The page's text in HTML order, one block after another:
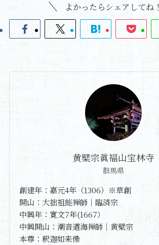
よかったらシェアしてね！
黄檗宗眞福山宝林寺
群馬県
創建年：嘉元4年（1306）※草創
開山：大拙祖能禅師｜臨済宗
中興年：寛文7年(1667）
中興開山：潮音道海禅師｜黄檗宗
本尊：釈迦如来像